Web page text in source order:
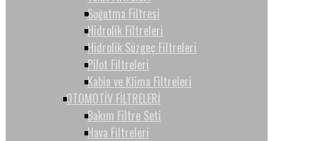
Soğutma Filtresi
Hidrolik Filtreleri
Hidrolik Süzgeç Filtreleri
Pilot Filtreleri
Kabin ve Klima Filtreleri
OTOMOTİV FİLTRELERİ
Bakım Filtre Seti
Hava Filtreleri